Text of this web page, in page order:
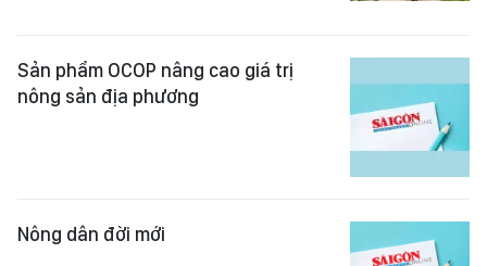
Sản phẩm OCOP nâng cao giá trị
nông sản địa phương
Nông dân đời mới